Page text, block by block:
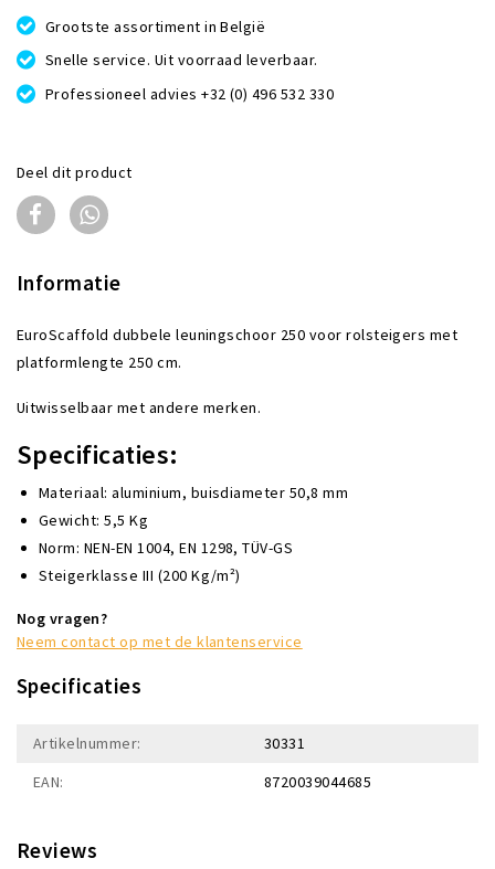
Grootste assortiment in België
Snelle service. Uit voorraad leverbaar.
Professioneel advies +32 (0) 496 532 330
Deel dit product
Informatie
EuroScaffold dubbele leuningschoor 250 voor rolsteigers met
platformlengte 250 cm.
Uitwisselbaar met andere merken.
Specificaties:
Materiaal: aluminium, buisdiameter 50,8 mm
Gewicht: 5,5 Kg
Norm: NEN-EN 1004, EN 1298, TÜV-GS
Steigerklasse III (200 Kg/m²)
Nog vragen?
Neem contact op met de klantenservice
Specificaties
Artikelnummer:
30331
EAN:
8720039044685
Reviews